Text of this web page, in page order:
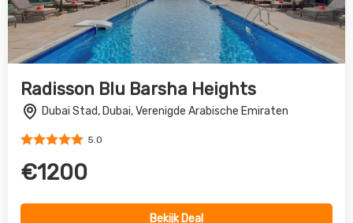
Grand Hyatt Dubai Resort and
Waterpark